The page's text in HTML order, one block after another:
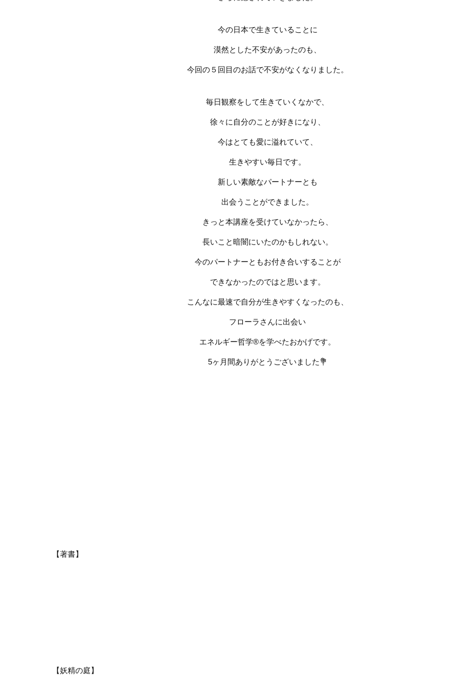
今の日本で生きていることに
漠然とした不安があったのも、
今回の５回目のお話で不安がなくなりました。
毎日観察をして生きていくなかで、
徐々に自分のことが好きになり、
今はとても愛に溢れていて、
生きやすい毎日です。
新しい素敵なパートナーとも
出会うことができました。
きっと本講座を受けていなかったら、
長いこと暗闇にいたのかもしれない。
今のパートナーともお付き合いすることが
できなかったのではと思います。
こんなに最速で自分が生きやすくなったのも、
フローラさんに出会い
エネルギー哲学®︎を学べたおかげです。
5ヶ月間ありがとうございました💐
【著書】
【妖精の庭】